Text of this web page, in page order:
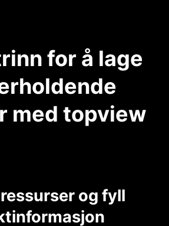
for å lage
med topview
og fyll